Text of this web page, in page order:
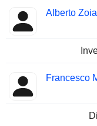
Alberto Zoia
Francesco